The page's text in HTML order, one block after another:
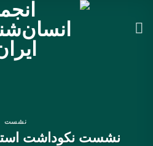
نشست
نشست نکوداشت